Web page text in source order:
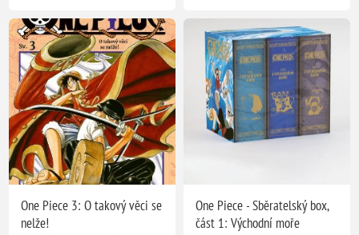
One Piece 3: O takový věci se
nelže!
One Piece - Sběratelský box,
část 1: Východní moře